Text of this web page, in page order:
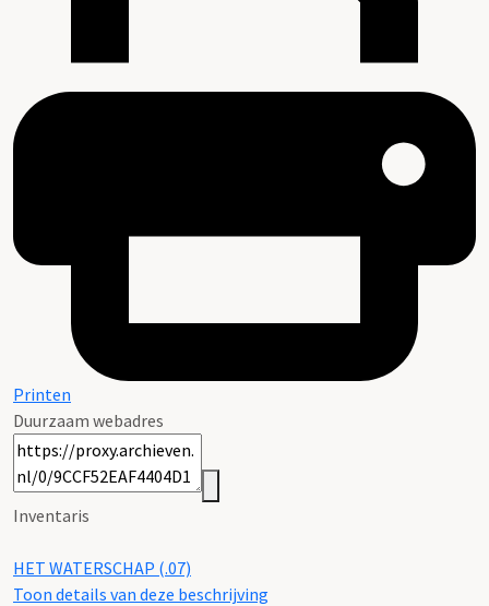
Printen
Duurzaam webadres
Inventaris
HET WATERSCHAP (.07)
Toon details van deze beschrijving